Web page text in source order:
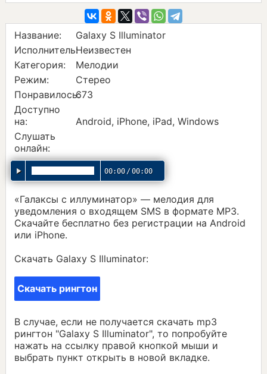
Название:
Galaxy S Illuminator
Исполнитель:Неизвестен
Категория:
Мелодии
Режим:
Стерео
Понравилось:673
Доступно
на:
Android, iPhone, iPad, Windows
Слушать
онлайн:
00:00/00:00
«Галаксы с иллуминатор» — мелодия для
уведомления о входящем SMS в формате MP3.
Скачайте бесплатно без регистрации на Android
или iPhone.
Скачать Galaxy S Illuminator:
Скачать рингтон
В случае, если не получается скачать mp3
рингтон "Galaxy S Illuminator", то попробуйте
нажать на ссылку правой кнопкой мыши и
выбрать пункт открыть в новой вкладке.